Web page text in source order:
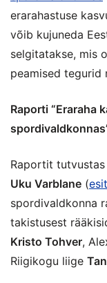
erarahastuse
võib kujuneda
selgitatakse, mis
peamised tegurid
Raporti “Eraraha
Raportit tutvustas
Uku Varblane (
spordivaldkonna
takistusest
Kristo Tohver,
Riigikogu liige